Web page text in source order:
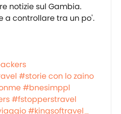
notizie sul Gambia.
a controllare tra un po'.
#storie con lo zaino
#bnesimppl
#fstopperstravel
#kingsoftravel_